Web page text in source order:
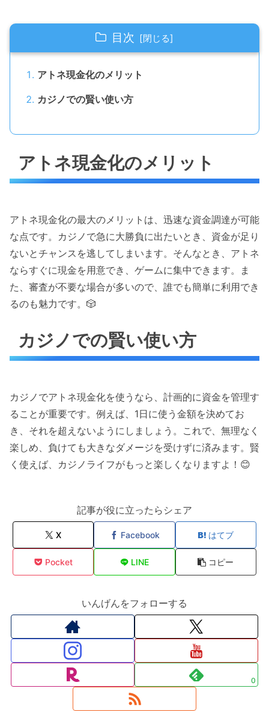
目次
アトネ現金化のメリット
カジノでの賢い使い方
アトネ現金化のメリット
アトネ現金化の最大のメリットは、迅速な資金調達が可能
な点です。カジノで急に大勝負に出たいとき、資金が足り
ないとチャンスを逃してしまいます。そんなとき、アトネ
ならすぐに現金を用意でき、ゲームに集中できます。ま
た、審査が不要な場合が多いので、誰でも簡単に利用でき
るのも魅力です。🎲
カジノでの賢い使い方
カジノでアトネ現金化を使うなら、計画的に資金を管理す
ることが重要です。例えば、1日に使う金額を決めてお
き、それを超えないようにしましょう。これで、無理なく
楽しめ、負けても大きなダメージを受けずに済みます。賢
く使えば、カジノライフがもっと楽しくなりますよ！😊
記事が役に立ったらシェア
X Facebook はてブ
Pocket LINE コピー
いんげんをフォローする
0